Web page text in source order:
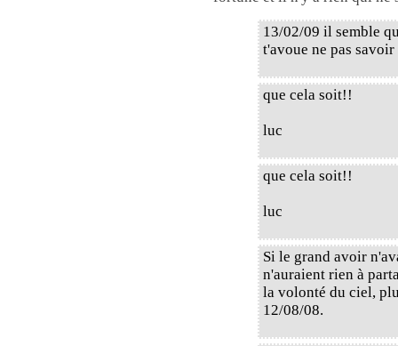
13/02/09 il semble
t'avoue ne pas
que cela soit!!
luc
que cela soit!!
luc
Si le grand avoir
n'auraient rien à
la volonté du ciel,
12/08/08.